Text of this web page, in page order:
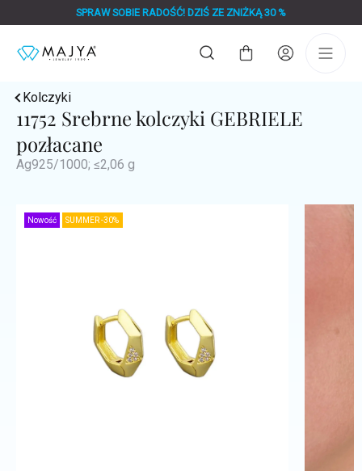
do
SPRAW SOBIE RADOŚĆ! DZIŚ ZE ZNIŻKĄ 30 %
Koszyk
Kolczyki
11752 Srebrne kolczyki GEBRIELE
pozłacane
Ag925/1000; ≤2,06 g
Nowość SUMMER -30%